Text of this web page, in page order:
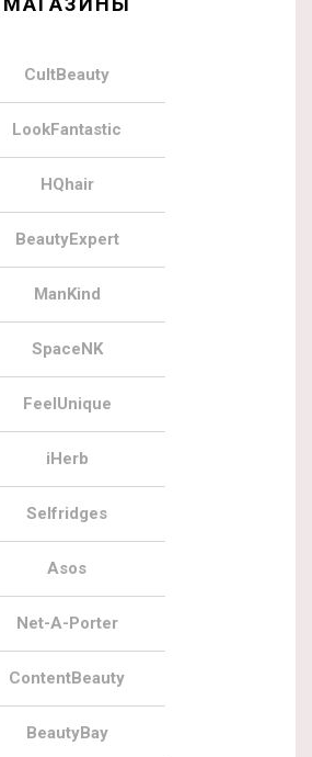
CultBeauty
LookFantastic
HQhair
BeautyExpert
ManKind
SpaceNK
FeelUnique
iHerb
Selfridges
Asos
Net-A-Porter
ContentBeauty
BeautyBay